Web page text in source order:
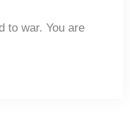
to war. You are